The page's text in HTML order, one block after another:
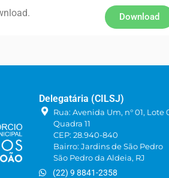
Download
Delegatária (CILSJ)
Rua: Avenida Um, n° 01, Lote
Quadra 11
CEP: 28.940-840
Bairro: Jardins de São Pedro
São Pedro da Aldeia, RJ
(22) 9 8841-2358